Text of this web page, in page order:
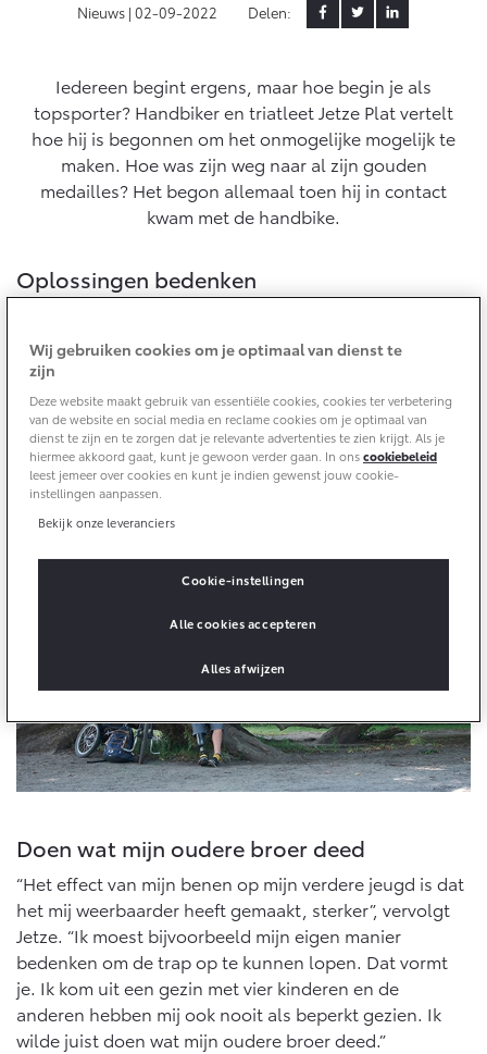
Vanaf € 32.995,-
Corolla Hatchback
Vanaf € 33.495,- Vanaf € 35.495,-
HYBRIDE
OOK ALS PLUG-IN
HYBRIDE
Toyota C-HR+
Vanaf € 37.995,-
RAV4
Vanaf € 49.995,-
bZ4X
bZ4X Touring
Onderhoud op Maat
APK
Airco check
Vakantiecheck
Hybride Zekerheid Controle
Toyota Service Informatie (SIL)
Schade & Garantie
Toyota Pechhulp
Schade & Glasherstel
10 jaar Toyota garantie
10 jaar batterijgarantie
Toyota fabrieksgarantie
Accessoires
Banden
Connected
Connected Services
MyToyota login
MyToyota App
Abonnementen
Multimedia
Connected check
Navigatie updates
Wat is Private Lease?
Bereken je maandbedrag
Private Lease voor ZZP
Oplaadservice
Thuislaadpakketten
Laadpas
Toyota Hybride Autoverzekering
Zakelijk
Toyota voor de zaak
Wagenparkbeheer
Leasen
Financial Lease
Operational Lease
Bedrijfswagens
Bedrijfswagens op maat
Financieren of leasen
Werkplaatsafspraak maken
Contact en Route
Vraag een brochure aan
Bekijk de verwachte modellen
Nieuws | 02-09-2022 Delen:
Iedereen begint ergens, maar hoe begin je als
topsporter? Handbiker en triatleet Jetze Plat vertelt
hoe hij is begonnen om het onmogelijke mogelijk te
maken. Hoe was zijn weg naar al zijn gouden
medailles? Het begon allemaal toen hij in contact
kwam met de handbike.
Oplossingen bedenken
wereld met onvolgroeide benen. “Daar ben ik als kind
niet per se door beïnvloed; ik wist gewoon niet beter.
Wel moest ik oplossingen bedenken voor dingen die
voor anderen heel normaal zijn, zoals fietsen. Toen ik 5
jaar was, kreeg ik van mijn ouders mijn eerste handbike.
Dat kan ik mij niet meer herinneren, maar ik heb hiervan
wel een filmpje waarop je ziet hoe blij ik was. Het
plezier spat van mijn gezicht, de handbike gaf me meer
Doen wat mijn oudere broer deed
“Het effect van mijn benen op mijn verdere jeugd is dat
het mij weerbaarder heeft gemaakt, sterker”, vervolgt
Jetze. “Ik moest bijvoorbeeld mijn eigen manier
bedenken om de trap op te kunnen lopen. Dat vormt
je. Ik kom uit een gezin met vier kinderen en de
anderen hebben mij ook nooit als beperkt gezien. Ik
wilde juist doen wat mijn oudere broer deed.”
Wij gebruiken cookies om je optimaal van dienst te
zijn
Deze website maakt gebruik van essentiële cookies, cookies ter verbetering
van de website en social media en reclame cookies om je optimaal van
dienst te zijn en te zorgen dat je relevante advertenties te zien krijgt. Als je
hiermee akkoord gaat, kunt je gewoon verder gaan. In onscookiebeleid
leest jemeer over cookies en kunt je indien gewenst jouw cookie-
instellingen aanpassen.
Bekijk onze leveranciers
Cookie-instellingen
Alles afwijzen
Alle cookies accepteren